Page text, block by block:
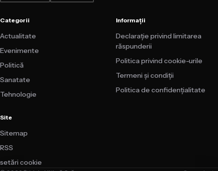
Categorii
Actualitate
Evenimente
Politică
Sanatate
Tehnologie
Informații
Declarație privind limitarea
răspunderii
Politica privind cookie-urile
Termeni și condiții
Politica de confidențialitate
Site
Sitemap
RSS
setări cookie